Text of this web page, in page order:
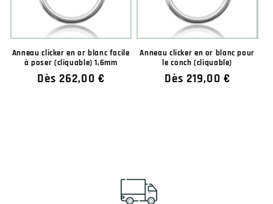
Anneau clicker en or blanc facile
à poser (cliquable) 1,6mm
Prix
Dès 262,00 €
Anneau clicker en or blanc pour
le conch (cliquable)
Prix
Dès 219,00 €